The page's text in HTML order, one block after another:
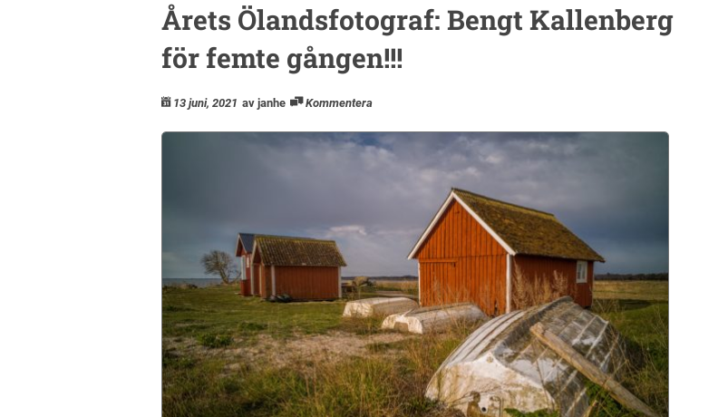
Årets Ölandsfotograf: Bengt Kallenberg
för femte gången!!!
13 juni, 2021 av janhe Kommentera